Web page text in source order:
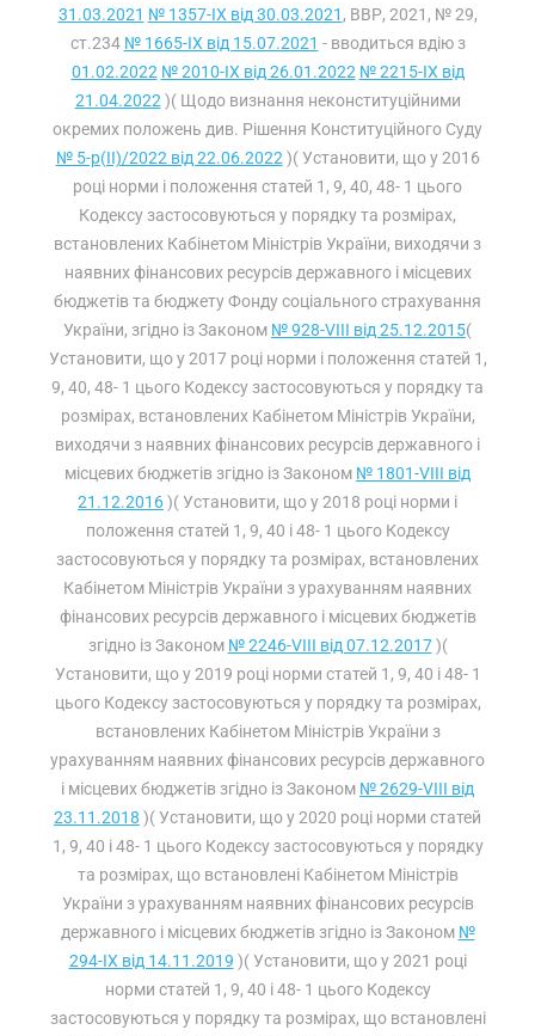
31.03.2021 № 1357-IX від 30.03.2021 , ВВР, 2021, № 29,
ст.234 № 1665-IX від 15.07.2021 - вводиться вдію з
01.02.2022 № 2010-IX від 26.01.2022 № 2215-IX від
21.04.2022 )( Щодо визнання неконституційними
окремих положень див. Рішення Конституційного Суду
№ 5-р(II)/2022 від 22.06.2022 )( Установити, що у 2016
році норми і положення статей 1, 9, 40, 48- 1 цього
Кодексу застосовуються у порядку та розмірах,
встановлених Кабінетом Міністрів України, виходячи з
наявних фінансових ресурсів державного і місцевих
бюджетів та бюджету Фонду соціального страхування
України, згідно із Законом № 928-VIII від 25.12.2015(
Установити, що у 2017 році норми і положення статей 1,
9, 40, 48- 1 цього Кодексу застосовуються у порядку та
розмірах, встановлених Кабінетом Міністрів України,
виходячи з наявних фінансових ресурсів державного і
місцевих бюджетів згідно із Законом № 1801-VIII від
21.12.2016)( Установити, що у 2018 році норми і
положення статей 1, 9, 40 і 48- 1 цього Кодексу
застосовуються у порядку та розмірах, встановлених
Кабінетом Міністрів України з урахуванням наявних
фінансових ресурсів державного і місцевих бюджетів
згідно із Законом № 2246-VIII від 07.12.2017)(
Установити, що у 2019 році норми статей 1, 9, 40 і 48- 1
цього Кодексу застосовуються у порядку та розмірах,
встановлених Кабінетом Міністрів України з
урахуванням наявних фінансових ресурсів державного
і місцевих бюджетів згідно із Законом № 2629-VIII від
23.11.2018 )( Установити, що у 2020 році норми статей
1, 9, 40 і 48- 1 цього Кодексу застосовуються у порядку
та розмірах, що встановлені Кабінетом Міністрів
України з урахуванням наявних фінансових ресурсів
державного і місцевих бюджетів згідно із Законом №
294-IX від 14.11.2019 )( Установити, що у 2021 році
норми статей 1, 9, 40 і 48- 1 цього Кодексу
застосовуються у порядку та розмірах, що встановлені